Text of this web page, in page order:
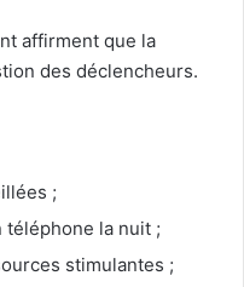
affirment que la
des déclencheurs.
;
téléphone la nuit ;
stimulantes ;